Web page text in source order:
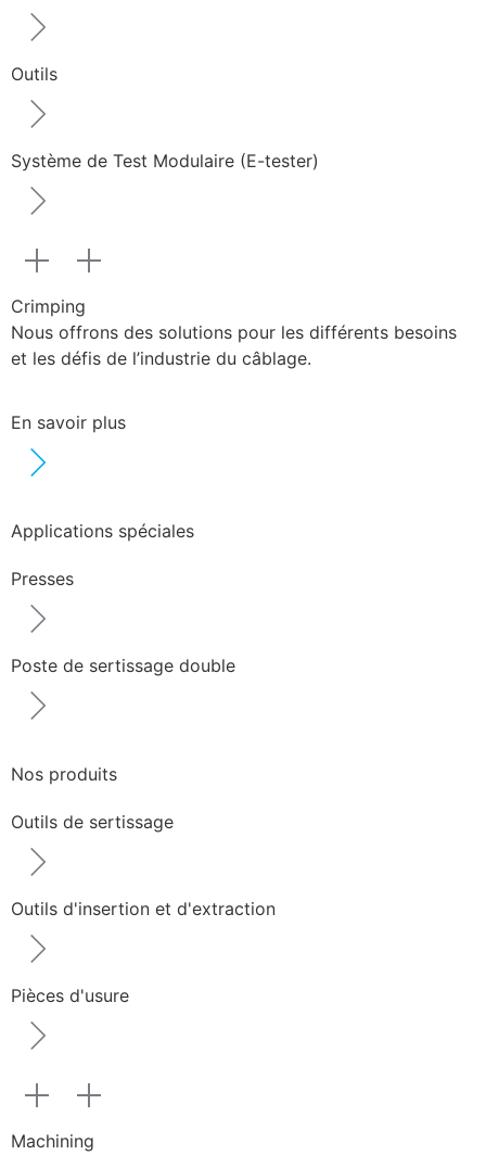
Outils
Système de Test Modulaire (E-tester)
Crimping
Nous offrons des solutions pour les différents besoins
et les défis de l’industrie du câblage.
En savoir plus
Applications spéciales
Presses
Poste de sertissage double
Nos produits
Outils de sertissage
Outils d'insertion et d'extraction
Pièces d'usure
Machining